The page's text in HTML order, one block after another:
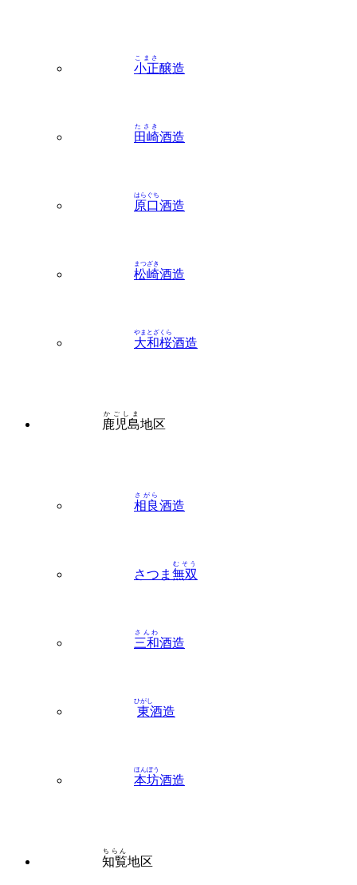
小正
こまさ
醸造
田崎
たさき
酒造
原口
はらぐち
酒造
松崎
まつざき
酒造
大和桜
やまとざくら
酒造
鹿児島
かごしま
地区
相良
さがら
酒造
さつま 無双
むそう
三和
さんわ
酒造
東
ひがし
酒造
本坊
ほんぼう
酒造
知覧
ちらん
地区